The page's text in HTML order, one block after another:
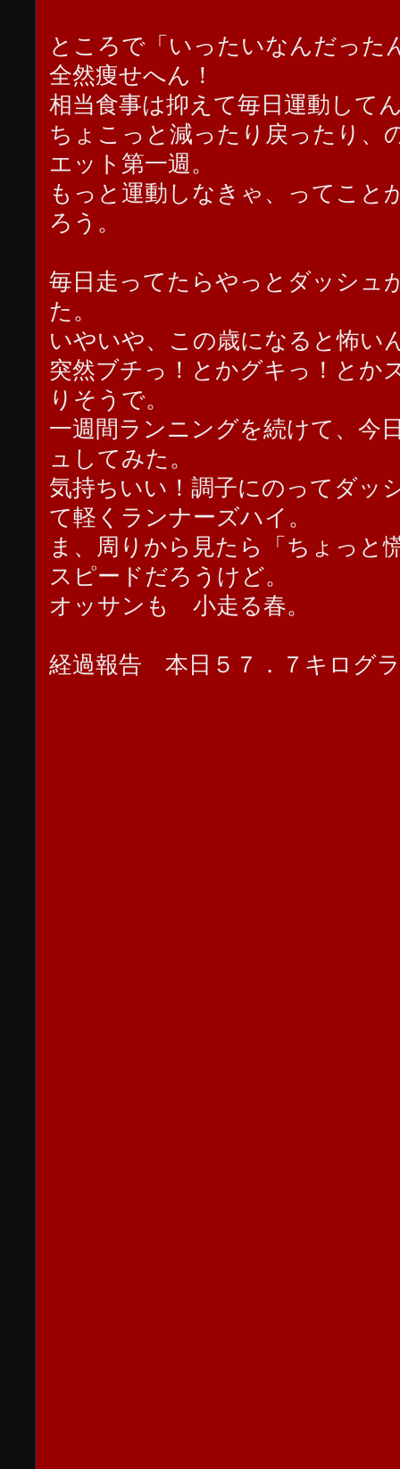
ところで「いったいなんだった
全然痩せへん！
相当食事は抑えて毎日運動して
ちょこっと減ったり戻ったり、
エット第一週。
もっと運動しなきゃ、ってこと
ろう。
毎日走ってたらやっとダッシュ
た。
いやいや、この歳になると怖い
突然ブチっ！とかグキっ！とか
りそうで。
一週間ランニングを続けて、今
ュしてみた。
気持ちいい！調子にのってダッ
て軽くランナーズハイ。
ま、周りから見たら「ちょっと
スピードだろうけど。
オッサンも 小走る春。
経過報告 本日５７．７キログ